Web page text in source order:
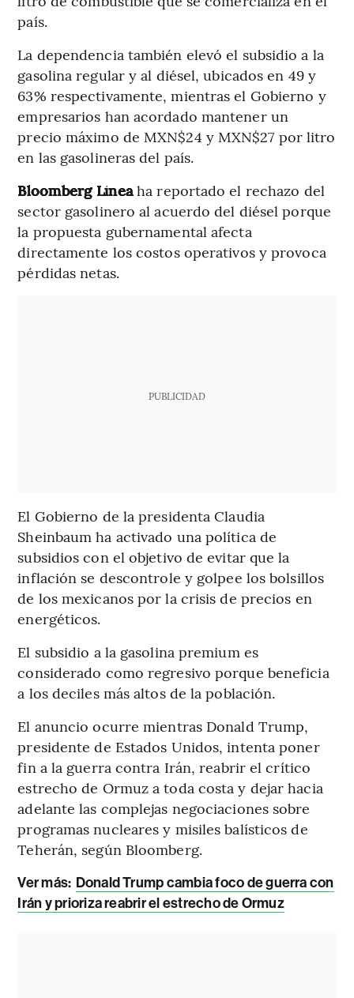
país.
La dependencia también elevó el subsidio a la
gasolina regular y al diésel, ubicados en 49 y
63% respectivamente, mientras el Gobierno y
empresarios han acordado mantener un
precio máximo de MXN$24 y MXN$27 por litro
en las gasolineras del país.
Bloomberg Líneaha reportado el rechazo del
sector gasolinero al acuerdo del diésel porque
la propuesta gubernamental afecta
directamente los costos operativos y provoca
pérdidas netas.
PUBLICIDAD
El Gobierno de la presidenta Claudia
Sheinbaum ha activado una política de
subsidios con el objetivo de evitar que la
inflación se descontrole y golpee los bolsillos
de los mexicanos por la crisis de precios en
energéticos.
El subsidio a la gasolina premium es
considerado como regresivo porque beneficia
a los deciles más altos de la población.
El anuncio ocurre mientras Donald Trump,
presidente de Estados Unidos, intenta poner
fin a la guerra contra Irán, reabrir el crítico
estrecho de Ormuz a toda costa y dejar hacia
adelante las complejas negociaciones sobre
programas nucleares y misiles balísticos de
Teherán, según Bloomberg.
Ver más: Donald Trump cambia foco de guerra con
Irán y prioriza reabrir el estrecho de Ormuz